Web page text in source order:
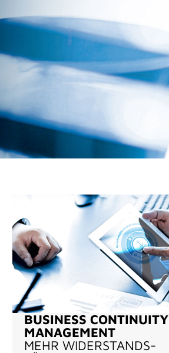
BUSINESS CONTINUITY
MANAGEMENT
MEHR WIDERSTANDS­